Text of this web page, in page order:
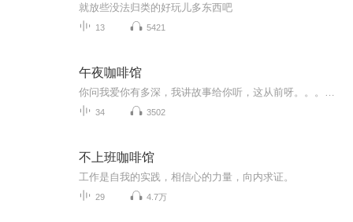
就放些没法归类的好玩儿多东西吧
13 5421
午夜咖啡馆
34 3502
不上班咖啡馆
工作是自我的实践，相信心的力量，向内求证。
29 4.7万